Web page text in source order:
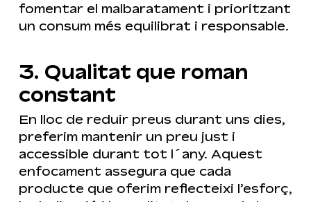
fomentar el malbaratament i prioritzant
un consum més equilibrat i responsable.
3. Qualitat que roman
constant
En lloc de reduir preus durant uns dies,
preferim mantenir un preu just i
accessible durant tot l´any. Aquest
enfocament assegura que cada
producte que oferim reflecteixi l’esforç,